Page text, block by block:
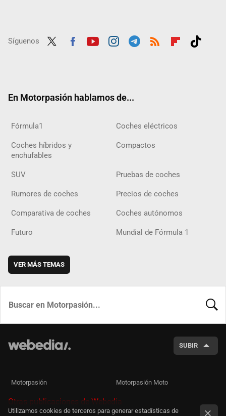
Síguenos
En Motorpasión hablamos de...
Fórmula1 Coches eléctricos
Coches híbridos y
enchufables
Compactos
SUV Pruebas de coches
Rumores de coches Precios de coches
Comparativa de coches Coches autónomos
Futuro Mundial de Fórmula 1
VER MÁS TEMAS
SUBIR
Motorpasión Motorpasión Moto
Otras publicaciones de Webedia
Utilizamos cookies de terceros para generar estadísticas de